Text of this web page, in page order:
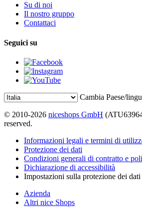
Su di noi
Il nostro gruppo
Contattaci
Seguici su
Cambia Paese/
© 2010-2026 niceshops GmbH
reserved.
Informazioni legali e termini di
Protezione dei dati
Condizioni generali di contratto e
Dichiarazione di accessibilità
Impostazioni sulla protezione dei dati
Azienda
Altri nice Shops